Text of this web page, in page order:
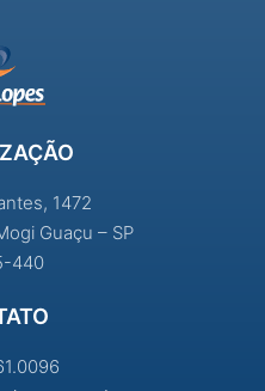
1472
Guaçu – SP
440